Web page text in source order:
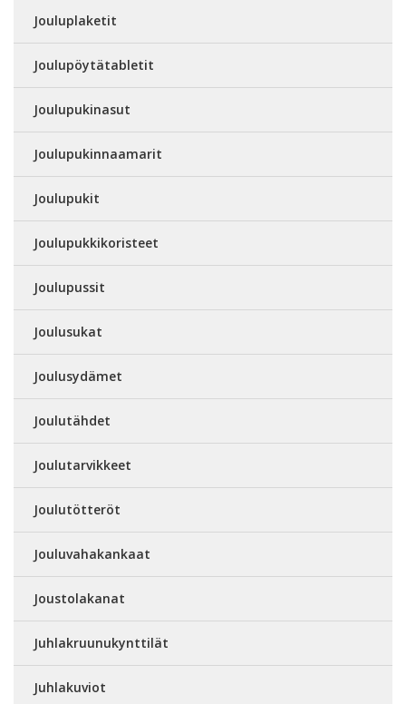
Jouluplaketit
Joulupöytätabletit
Joulupukinasut
Joulupukinnaamarit
Joulupukit
Joulupukkikoristeet
Joulupussit
Joulusukat
Joulusydämet
Joulutähdet
Joulutarvikkeet
Joulutötteröt
Jouluvahakankaat
Joustolakanat
Juhlakruunukynttilät
Juhlakuviot